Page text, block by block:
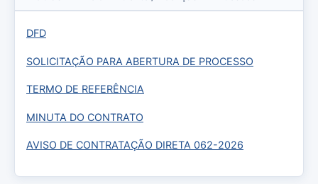
DFD
SOLICITAÇÃO PARA ABERTURA DE PROCESSO
TERMO DE REFERÊNCIA
MINUTA DO CONTRATO
AVISO DE CONTRATAÇÃO DIRETA 062-2026